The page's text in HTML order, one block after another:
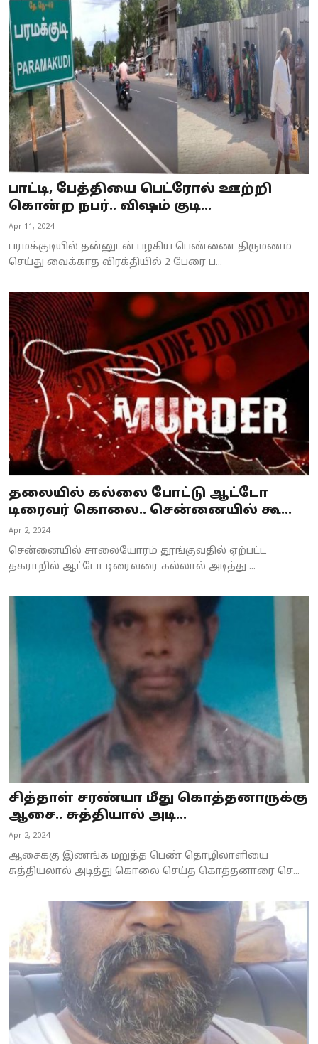
பாட்டி, பேத்தியை பெட்ரோல் ஊற்றி
கொன்ற நபர்.. விஷம் குடி...
Apr 11, 2024
பரமக்குடியில் தன்னுடன் பழகிய பெண்ணை திருமணம்
செய்து வைக்காத விரக்தியில் 2 பேரை ப...
தலையில் கல்லை போட்டு ஆட்டோ
டிரைவர் கொலை.. சென்னையில் கூ...
Apr 2, 2024
சென்னையில் சாலையோரம் தூங்குவதில் ஏற்பட்ட
தகராறில் ஆட்டோ டிரைவரை கல்லால் அடித்து ...
சித்தாள் சரண்யா மீது கொத்தனாருக்கு
ஆசை.. சுத்தியால் அடி...
Apr 2, 2024
ஆசைக்கு இணங்க மறுத்த பெண் தொழிலாளியை
சுத்தியலால் அடித்து கொலை செய்த கொத்தனாரை செ...